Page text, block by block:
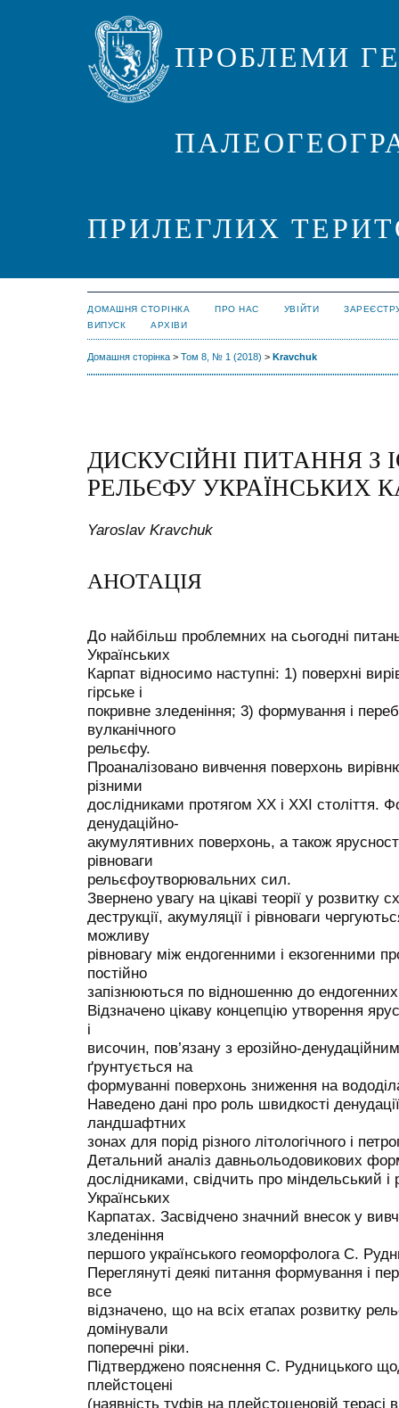
ПРОБЛЕМИ
ПРИЛЕГЛИХ
ДОМАШНЯ СТОРІНКА ПРО НАС УВІЙТИ
ВИПУСК
АРХІВИ
Домашня сторінка > Том 8, № 1 (2018) > Kravchuk
ДИСКУСІЙНІ ПИТАННЯ З
РЕЛЬЄФУ УКРАЇНСЬКИХ
Yaroslav Kravchuk
АНОТАЦІЯ
До найбільш проблемних на сьогодні
Українських
Карпат відносимо наступні: 1) поверхні
гірське і
покривне зледеніння; 3) формування і
вулканічного
рельєфу.
Проаналізовано вивчення поверхонь
різними
дослідниками протягом ХХ і ХХІ століття.
денудаційно-
акумулятивних поверхонь, а також
рівноваги
рельєфоутворювальних сил.
Звернено увагу на цікаві теорії у розвитку
деструкції, акумуляції і рівноваги
можливу
рівновагу між ендогенними і екзогенними
постійно
запізнюються по відношенню до
Відзначено цікаву концепцію утворення
і
височин, пов’язану з ерозійно-
ґрунтується на
формуванні поверхонь зниження на
Наведено дані про роль швидкості
ландшафтних
зонах для порід різного літологічного і
Детальний аналіз давньольодовикових
дослідниками, свідчить про міндельський і
Українських
Карпатах. Засвідчено значний внесок у
зледеніння
першого українського геоморфолога С.
Переглянуті деякі питання формування і
все
відзначено, що на всіх етапах розвитку
домінували
поперечні ріки.
Підтверджено пояснення С. Рудницького
плейстоцені
(наявність туфів на плейстоценовій терасі